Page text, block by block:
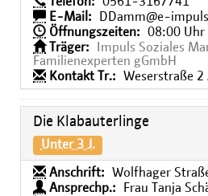
E-Mail:
DDamm@e-
Öffnungszeiten:
08:00
Träger:
Impuls Soziales
Familienexperten gGmbH
Kontakt Tr.:
Weserstraße 2
Die Klabauterlinge
Unter 3 J.
Anschrift:
Wolfhager
Ansprechp.:
Frau Tanja